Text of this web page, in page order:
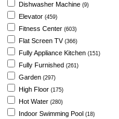
Dishwasher Machine (9)
Elevator (459)
Fitness Center (603)
Flat Screen TV (366)
Fully Appliance Kitchen (151)
Fully Furnished (261)
Garden (297)
High Floor (175)
Hot Water (280)
Indoor Swimming Pool (18)